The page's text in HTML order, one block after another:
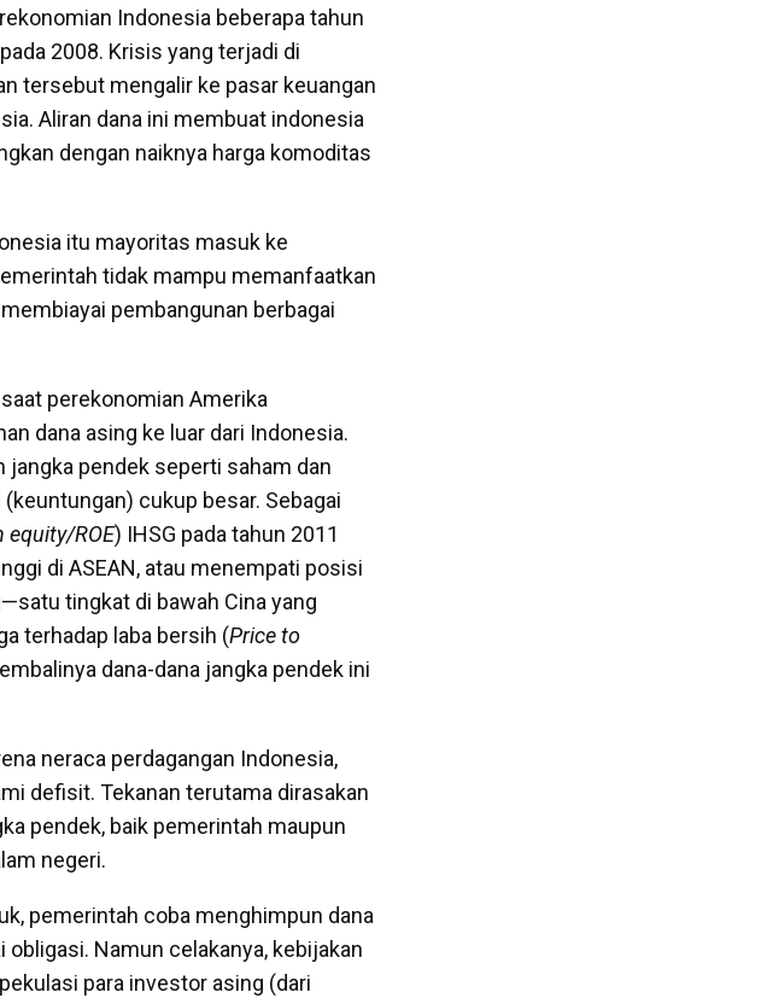
Indonesia beberapa tahun
2008. Krisis yang terjadi di
tersebut mengalir ke pasar keuangan
Aliran dana ini membuat indonesia
dengan naiknya harga komoditas
itu mayoritas masuk ke
tidak mampu memanfaatkan
pembangunan berbagai
perekonomian Amerika
dana asing ke luar dari Indonesia.
jangka pendek seperti saham dan
cukup besar. Sebagai
equity/ROE) IHSG pada tahun 2011
di ASEAN, atau menempati posisi
tingkat di bawah Cina yang
terhadap laba bersih (Price to
dana-dana jangka pendek ini
neraca perdagangan Indonesia,
defisit. Tekanan terutama dirasakan
pendek, baik pemerintah maupun
negeri.
pemerintah coba menghimpun dana
Namun celakanya, kebijakan
para investor asing (dari